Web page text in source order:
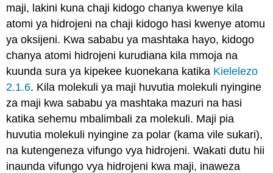
faharasa
Wachangiaji
Majina
maji, lakini kuna chaji kidogo chanya kwenye kila
atomi ya hidrojeni na chaji kidogo hasi kwenye atomu
ya oksijeni. Kwa sababu ya mashtaka hayo, kidogo
chanya atomi hidrojeni kurudiana kila mmoja na
kuunda sura ya kipekee kuonekana katika Kielelezo
2.1.6. Kila molekuli ya maji huvutia molekuli nyingine
za maji kwa sababu ya mashtaka mazuri na hasi
katika sehemu mbalimbali za molekuli. Maji pia
huvutia molekuli nyingine za polar (kama vile sukari),
na kutengeneza vifungo vya hidrojeni. Wakati dutu hii
inaunda vifungo vya hidrojeni kwa maji, inaweza